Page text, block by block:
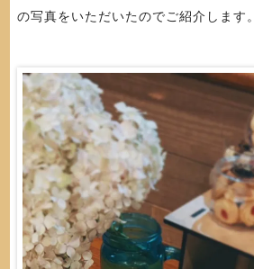
の写真をいただいたのでご紹介します。